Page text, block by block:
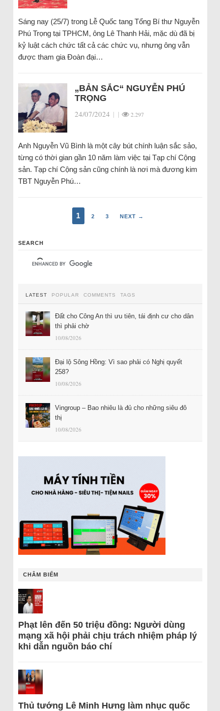
Sáng nay (25/7) trong Lễ Quốc tang Tổng Bí thư Nguyễn
Phú Trọng tại TPHCM, ông Lê Thanh Hải, mặc dù đã bị
kỷ luật cách chức tất cả các chức vụ, nhưng ông vẫn
được tham gia Đoàn đại…
„BẢN SẮC“ NGUYỄN PHÚ
TRỌNG
24/07/2024 | | 2.297
Anh Nguyễn Vũ Bình là một cây bút chính luận sắc sảo,
từng có thời gian gần 10 năm làm việc tại Tạp chí Cộng
sản. Tạp chí Cộng sản cũng chính là nơi mà đương kim
TBT Nguyễn Phú…
1 2 3 NEXT →
SEARCH
LATEST POPULAR COMMENTS TAGS
Đất cho Công An thì ưu tiên, tái định cư cho dân
thì phải chờ
10/08/2026
Đại lộ Sông Hồng: Vì sao phải có Nghị quyết
258?
10/08/2026
Vingroup – Bao nhiêu là đủ cho những siêu đô
thị
10/08/2026
CHÂM BIẾM
Phạt lên đến 50 triệu đồng: Người dùng
mạng xã hội phải chịu trách nhiệm pháp lý
khi dẫn nguồn báo chí
Thủ tướng Lê Minh Hưng làm nhục quốc